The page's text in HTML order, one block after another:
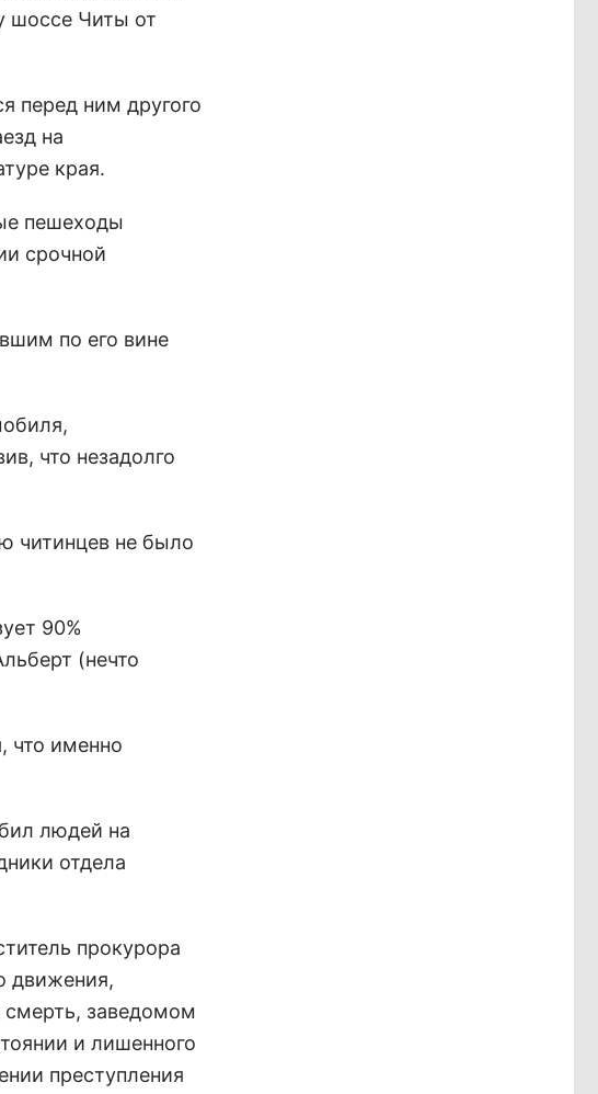
шоссе Читы от
перед ним другого
на
края.
пешеходы
срочной
по его вине
что незадолго
читинцев не было
90%
(нечто
что именно
людей на
отдела
прокурора
движения,
смерть, заведомом
и лишенного
преступления